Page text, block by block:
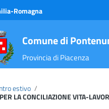
di navigazione
Romagna
la navigazione
Comune di
Provincia di Piacenza
estivo /
LA CONCILIAZIONE VITA-